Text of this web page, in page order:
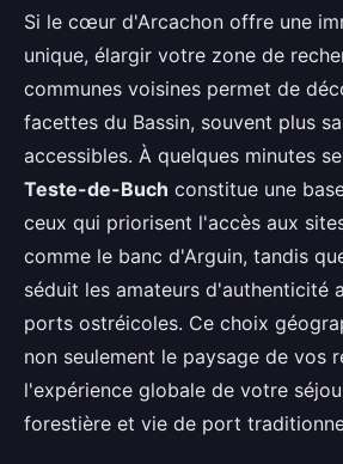
Si le cœur d'Arcachon offre une
unique, élargir votre zone de
communes voisines permet de
facettes du Bassin, souvent plus
accessibles. À quelques minutes
Teste-de-Buch constitue une
ceux qui priorisent l'accès aux
comme le banc d'Arguin, tandis
séduit les amateurs d'authenticité
ports ostréicoles. Ce choix
non seulement le paysage de vos
l'expérience globale de votre
forestière et vie de port